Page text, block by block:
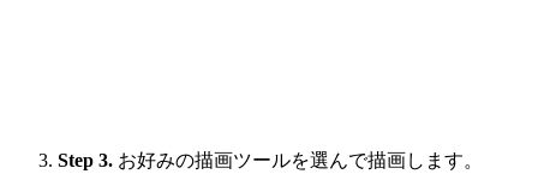
Step 3. お好みの描画ツールを選んで描画します。